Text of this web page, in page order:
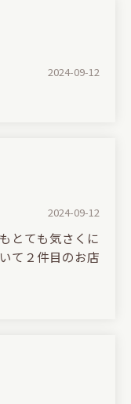
so amazing I'm
you can
fourth floor
and you'll find
They have a
you can order
of
and
it's
I wouldn't
shops in
this.
a friend.
but it didn't
can make
😅
the
taste, I can't
in Shibuya
feel, making
or
place to
2024-09-12
2024-09-12
とても気さくに
て２件目のお店
making
✨